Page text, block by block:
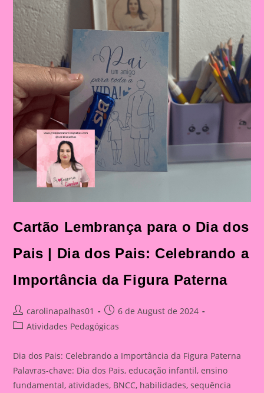
Cartão Lembrança para o Dia dos
Pais | Dia dos Pais: Celebrando a
Importância da Figura Paterna
Post
author:
carolinapalhas01
Post
published:
6 de August de 2024
PostAtividades Pedagógicas
Dia dos Pais: Celebrando a Importância da Figura Paterna
Palavras-chave: Dia dos Pais, educação infantil, ensino
fundamental, atividades, BNCC, habilidades, sequência